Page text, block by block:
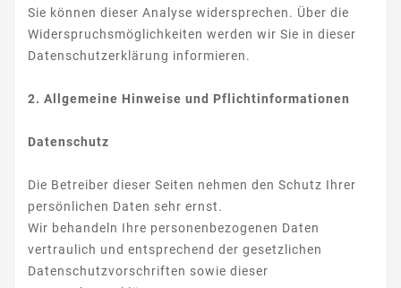
Sie können dieser Analyse widersprechen. Über die
Widerspruchsmöglichkeiten werden wir Sie in dieser
Datenschutzerklärung informieren.
2. Allgemeine Hinweise und Pflichtinformationen
Datenschutz
Die Betreiber dieser Seiten nehmen den Schutz Ihrer
persönlichen Daten sehr ernst.
Wir behandeln Ihre personenbezogenen Daten
vertraulich und entsprechend der gesetzlichen
Datenschutzvorschriften sowie dieser